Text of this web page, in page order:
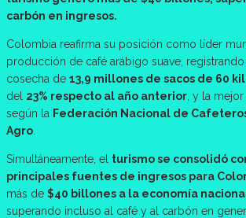
carbón en ingresos.
Colombia reafirma su posición como líder
producción de café arábigo suave,
cosecha de 13,9 millones de sacos de 60
del 23% respecto al año anterior , y la
según la Federación Nacional de
Agro
Simultáneamente, el turismo se consolidó
principales fuentes de ingresos para
más de $40 billones a la economía
superando incluso al café y al carbón en